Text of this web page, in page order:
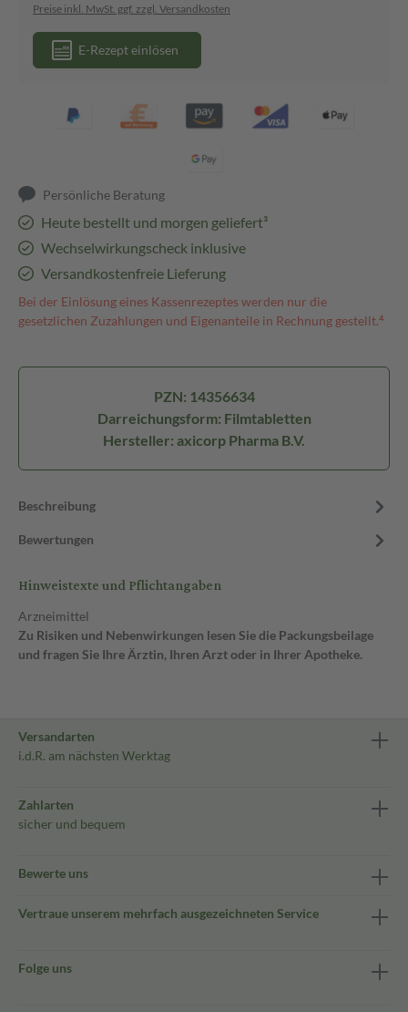
Preise inkl. MwSt. ggf. zzgl. Versandkosten
E-Rezept einlösen
Persönliche Beratung
Heute bestellt und morgen geliefert³
Wechselwirkungscheck inklusive
Versandkostenfreie Lieferung
Bei der Einlösung eines Kassenrezeptes werden nur die
gesetzlichen Zuzahlungen und Eigenanteile in Rechnung gestellt.⁴
PZN: 14356634
Darreichungsform: Filmtabletten
Hersteller: axicorp Pharma B.V.
Beschreibung
Bewertungen
Hinweistexte und Pflichtangaben
Arzneimittel
Zu Risiken und Nebenwirkungen lesen Sie die Packungsbeilage
und fragen Sie Ihre Ärztin, Ihren Arzt oder in Ihrer Apotheke.
Versandarten
i.d.R. am nächsten Werktag
Zahlarten
sicher und bequem
Bewerte uns
Vertraue unserem mehrfach ausgezeichneten Service
Folge uns